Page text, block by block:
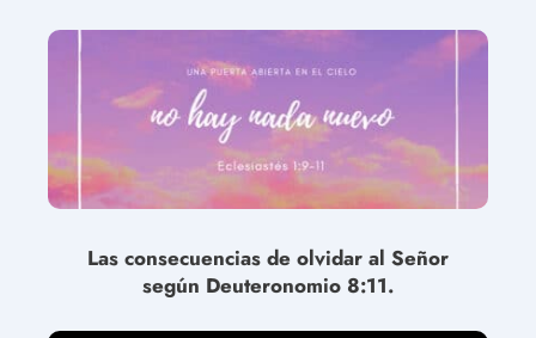
Las consecuencias de olvidar al Señor
según Deuteronomio 8:11.